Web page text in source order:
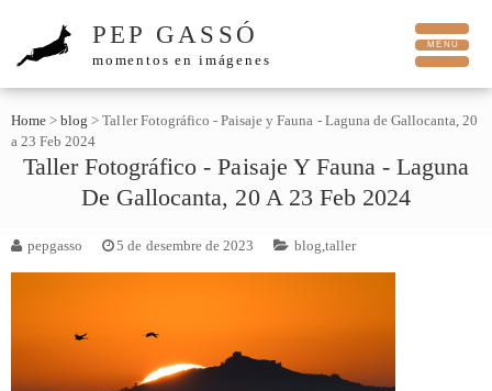
PEP GASSÓ
momentos en imágenes
Home >blog >Taller Fotográfico - Paisaje y Fauna - Laguna de Gallocanta, 20
a 23 Feb 2024
Taller Fotográfico - Paisaje Y Fauna - Laguna
De Gallocanta, 20 A 23 Feb 2024
pepgasso 5 de desembre de 2023 blog,taller